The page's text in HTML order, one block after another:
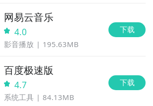
网易云音乐
4.0
影音播放 195.63MB
下载
百度极速版
4.7
系统工具 84.13MB
下载